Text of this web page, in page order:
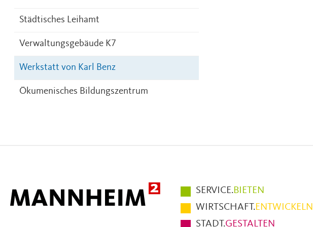
Städtisches Leihamt
Verwaltungsgebäude K7
Werkstatt von Karl Benz
Ökumenisches Bildungszentrum
Hauptmenüpunkte
im
Fußbereich
SERVICE.BIETEN
WIRTSCHAFT.ENTWICKELN
STADT.GESTALTEN